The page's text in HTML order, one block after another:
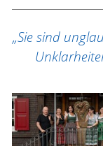
„Sie sind